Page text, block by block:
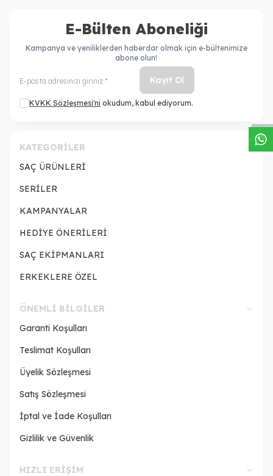
E-Bülten Aboneliği
Kampanya ve yeniliklerden haberdar olmak için e-bültenimize
abone olun!
Kayıt Ol
KVKK Sözleşmesi'ni okudum, kabul ediyorum.
KATEGORILER
SAÇ ÜRÜNLERİ
SERİLER
KAMPANYALAR
HEDİYE ÖNERİLERİ
SAÇ EKİPMANLARI
ERKEKLERE ÖZEL
ÖNEMLI BILGILER
Garanti Koşulları
Teslimat Koşulları
Üyelik Sözleşmesi
Satış Sözleşmesi
İptal ve İade Koşulları
Gizlilik ve Güvenlik
HIZLI ERIŞIM